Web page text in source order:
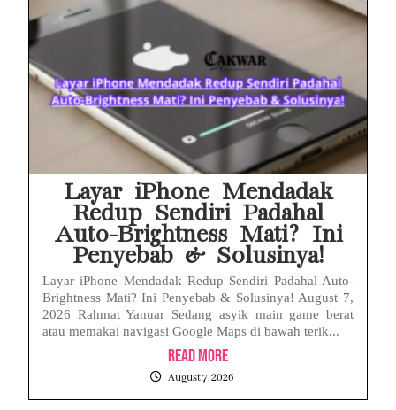
Layar iPhone Mendadak
Redup Sendiri Padahal
Auto-Brightness Mati? Ini
Penyebab & Solusinya!
Layar iPhone Mendadak Redup Sendiri Padahal Auto-
Brightness Mati? Ini Penyebab & Solusinya! August 7,
2026 Rahmat Yanuar Sedang asyik main game berat
atau memakai navigasi Google Maps di bawah terik...
Read More
August 7, 2026